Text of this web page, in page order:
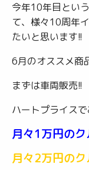
今年10年目とい
て、様々10周年
たいと思います!!
6月のオススメ商
まずは車両販売!!
ハートプライス
月々1万円の
月々2万円の